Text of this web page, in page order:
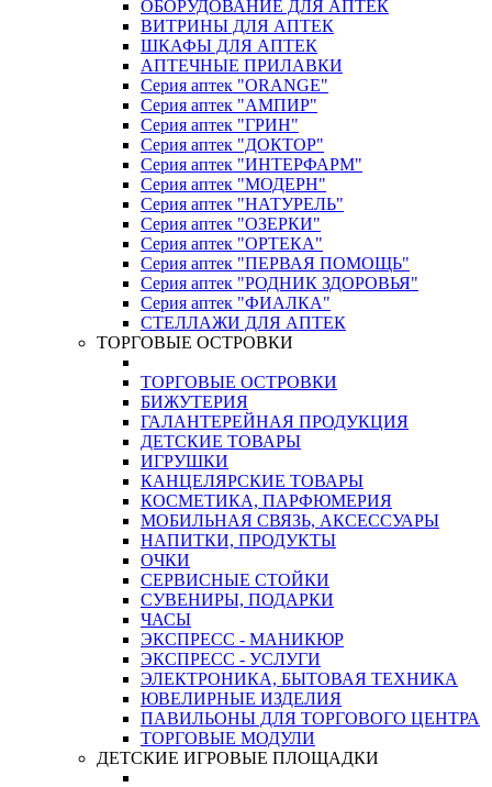
ОБОРУДОВАНИЕ ДЛЯ АПТЕК
ВИТРИНЫ ДЛЯ АПТЕК
ШКАФЫ ДЛЯ АПТЕК
АПТЕЧНЫЕ ПРИЛАВКИ
Серия аптек "ORANGE"
Серия аптек "АМПИР"
Серия аптек "ГРИН"
Серия аптек "ДОКТОР"
Серия аптек "ИНТЕРФАРМ"
Серия аптек "МОДЕРН"
Серия аптек "НАТУРЕЛЬ"
Серия аптек "ОЗЕРКИ"
Серия аптек "ОРТЕКА"
Серия аптек "ПЕРВАЯ ПОМОЩЬ"
Серия аптек "РОДНИК ЗДОРОВЬЯ"
Серия аптек "ФИАЛКА"
СТЕЛЛАЖИ ДЛЯ АПТЕК
ТОРГОВЫЕ ОСТРОВКИ
ТОРГОВЫЕ ОСТРОВКИ
БИЖУТЕРИЯ
ГАЛАНТЕРЕЙНАЯ ПРОДУКЦИЯ
ДЕТСКИЕ ТОВАРЫ
ИГРУШКИ
КАНЦЕЛЯРСКИЕ ТОВАРЫ
КОСМЕТИКА, ПАРФЮМЕРИЯ
МОБИЛЬНАЯ СВЯЗЬ, АКСЕССУАРЫ
НАПИТКИ, ПРОДУКТЫ
ОЧКИ
СЕРВИСНЫЕ СТОЙКИ
СУВЕНИРЫ, ПОДАРКИ
ЧАСЫ
ЭКСПРЕСС - МАНИКЮР
ЭКСПРЕСС - УСЛУГИ
ЭЛЕКТРОНИКА, БЫТОВАЯ ТЕХНИКА
ЮВЕЛИРНЫЕ ИЗДЕЛИЯ
ПАВИЛЬОНЫ ДЛЯ ТОРГОВОГО ЦЕНТРА
ТОРГОВЫЕ МОДУЛИ
ДЕТСКИЕ ИГРОВЫЕ ПЛОЩАДКИ